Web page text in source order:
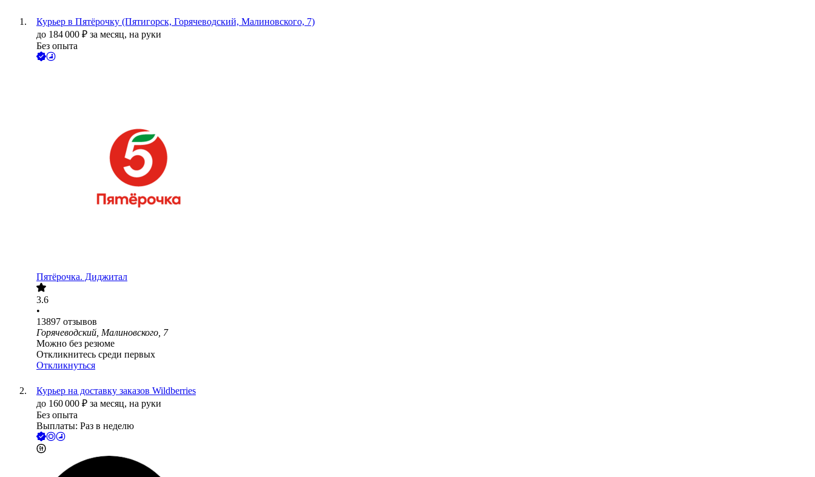
Курьер в Пятёрочку (Пятигорск, Горячеводский, Малиновского, 7)
до 184 000 ₽ за месяц, на руки
Без опыта
Пятёрочка. Диджитал
3.6
•
13897 отзывов
Горячеводский, Малиновского, 7
Можно без резюме
Откликнитесь среди первых
Откликнуться
Курьер на доставку заказов Wildberries
до 160 000 ₽ за месяц, на руки
Без опыта
Выплаты: Раз в неделю